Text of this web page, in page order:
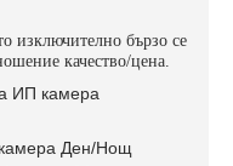
изключително бързо се
качество/цена.
ИП камера
Ден/Нощ